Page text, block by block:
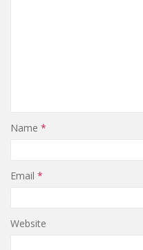
Name *
Email *
Website